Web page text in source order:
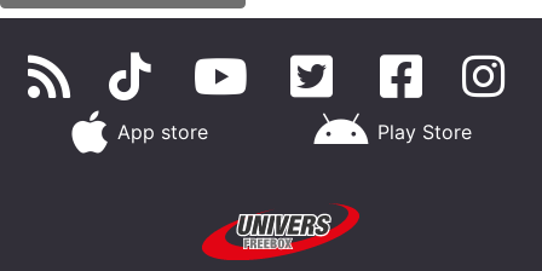
App store Play Store